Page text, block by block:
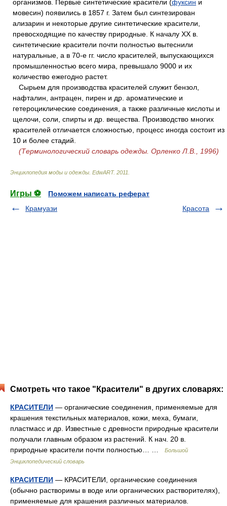
организмов. Первые синтетические красители (фуксин и
мовесин) появились в 1857 г. Затем был синтезирован
ализарин и некоторые другие синтетические красители,
превосходящие по качеству природные. К началу XX в.
синтетические красители почти полностью вытеснили
натуральные, а в 70-е гг. число красителей, выпускающихся
промышленностью всего мира, превышало 9000 и их
количество ежегодно растет.
Сырьем для производства красителей служит бензол,
нафталин, антрацен, пирен и др. ароматические и
гетероциклические соединения, а также различные кислоты и
щелочи, соли, спирты и др. вещества. Производство многих
красителей отличается сложностью, процесс иногда состоит из
10 и более стадий.
(Терминологический словарь одежды. Орленко Л.В., 1996)
Энциклопедия моды и одежды EdwART. 2011
Игры ⚽
Поможем написать реферат
Крамуази
Красота
Смотреть что такое "Красители" в других словарях:
КРАСИТЕЛИ — органические соединения, применяемые для
крашения текстильных материалов, кожи, меха, бумаги,
пластмасс и др. Известные с древности природные красители
получали главным образом из растений. К нач. 20 в.
природные красители почти полностью… …
Большой
Энциклопедический словарь
КРАСИТЕЛИ — КРАСИТЕЛИ, органические соединения
(обычно растворимы в воде или органических растворителях),
применяемые для крашения различных материалов.